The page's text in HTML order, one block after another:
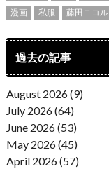
漫画
私服 藤田ニコル
過去の記事
August 2026 (9)
July 2026 (64)
June 2026 (53)
May 2026 (45)
April 2026 (57)